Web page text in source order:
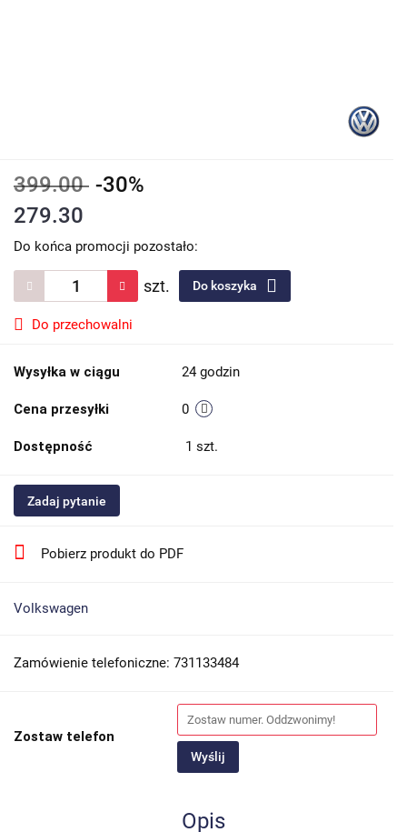
399.00 -30%
279.30
Do końca promocji pozostało:
szt. Do koszyka
Do przechowalni
Wysyłka w ciągu 24 godzin
Cena przesyłki 0
Dostępność 1 szt.
Zadaj pytanie
Pobierz produkt do PDF
Volkswagen
Zamówienie telefoniczne: 731133484
Zostaw telefon
Wyślij
Opis